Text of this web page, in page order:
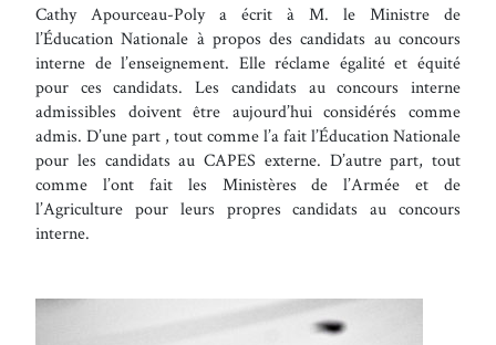
Cathy Apourceau-Poly a écrit à M. le Ministre de
l’Éducation Nationale à propos des candidats au concours
interne de l’enseignement. Elle réclame égalité et équité
pour ces candidats. Les candidats au concours interne
admissibles doivent être aujourd’hui considérés comme
admis. D’une part , tout comme l’a fait l’Éducation Nationale
pour les candidats au CAPES externe. D’autre part, tout
comme l’ont fait les Ministères de l’Armée et de
l’Agriculture pour leurs propres candidats au concours
interne.